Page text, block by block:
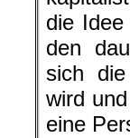
die
den
sich
wird
eine